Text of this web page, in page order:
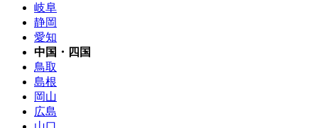
岐阜
静岡
愛知
中国・四国
鳥取
島根
岡山
広島